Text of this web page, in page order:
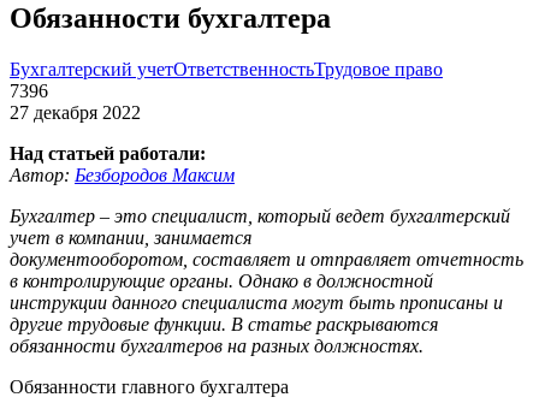
Обязанности бухгалтера
Бухгалтерский учетОтветственностьТрудовое право
7396
27 декабря 2022
Над статьей работали:
Автор: Безбородов Максим
Бухгалтер – это специалист, который ведет бухгалтерский
учет в компании, занимается
документооборотом, составляет и отправляет отчетность
в контролирующие органы. Однако в должностной
инструкции данного специалиста могут быть прописаны и
другие трудовые функции. В статье раскрываются
обязанности бухгалтеров на разных должностях.
Обязанности главного бухгалтера